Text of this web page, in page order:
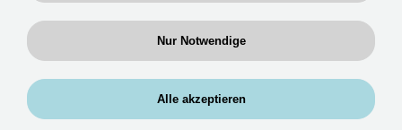
Du arbeitest in Bereichen, in denen du
Stationseinheiten oder auf Wunsch auch
Krankenhäusern. Einsätze sind regional
Nur Notwendige
Alle akzeptieren